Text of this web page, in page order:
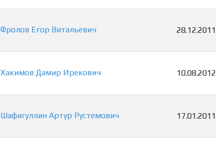
Фролов Егор Витальевич 28.12.2011
Хакимов Дамир Ирекович 10.08.2012
Шафигуллин Артур Рустемович 17.01.2011